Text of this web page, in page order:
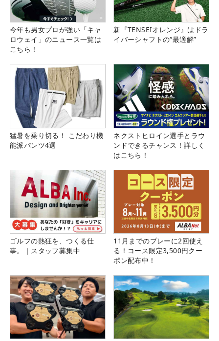
今年も男女プロが強い「キャ
ロウェイ」のニュース一覧は
こちら！
新『TENSEIオレンジ』はドラ
イバーシャフトの“最適解”
猛暑を乗り切る！ こだわり機
能派パンツ4選
ネクストヒロイン選手とラウ
ンドできるチャンス！詳しく
はこちら！
ゴルフの熱狂を、つくる仕
事。｜スタッフ募集中
11月までのプレーに2回使え
る！コース限定3,500円クー
ポン配布中！